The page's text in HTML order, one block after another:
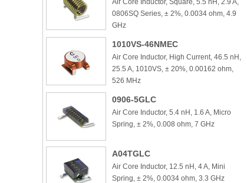
Air Core Inductor, Square, 5.5 nH, 2.9 A,
0806SQ Series, ± 2%, 0.0034 ohm, 4.9
GHz
1010VS-46NMEC
Air Core Inductor, High Current, 46.5 nH,
25.5 A, 1010VS, ± 20%, 0.00162 ohm,
526 MHz
0906-5GLC
Air Core Inductor, 5.4 nH, 1.6 A, Micro
Spring, ± 2%, 0.008 ohm, 7 GHz
A04TGLC
Air Core Inductor, 12.5 nH, 4 A, Mini
Spring, ± 2%, 0.0034 ohm, 3.3 GHz